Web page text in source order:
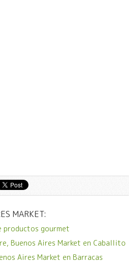
MARKET:
productos gourmet
Buenos Aires Market en Caballito
Aires Market en Barracas